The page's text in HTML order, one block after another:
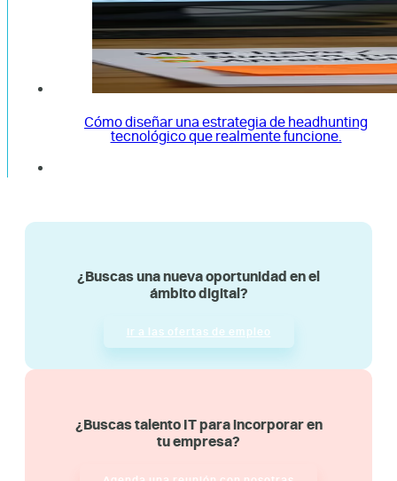
Cómo diseñar una estrategia de headhunting
tecnológico que realmente funcione.
¿Buscas una nueva oportunidad en el
ámbito digital?
Ir a las ofertas de empleo
¿Buscas talento IT para incorporar en
tu empresa?